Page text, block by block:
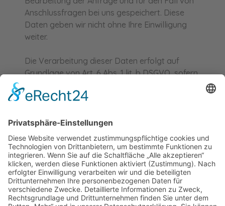
Anschlussfragen bei uns gespeichert. Diese
Daten geben wir nicht ohne Ihre Einwilligung
weiter.
Die Verarbeitung dieser Daten erfolgt auf
Grundlage von Art. 6 Abs. 1 lit. b DSGVO, sofern
zusammenhängt oder zur Durchführung
allen übrigen Fällen beruht die Verarbeitung auf
unserem berechtigten Interesse an der
effektiven Bearbeitung der an uns gerichteten
Anfragen (Art. 6 Abs. 1 lit. f DSGVO) oder auf
Ihrer Einwilligung (Art. 6 Abs. 1 lit. a DSGVO)
sofern diese abgefragt wurde; die Einwilligung ist
jederzeit widerrufbar.